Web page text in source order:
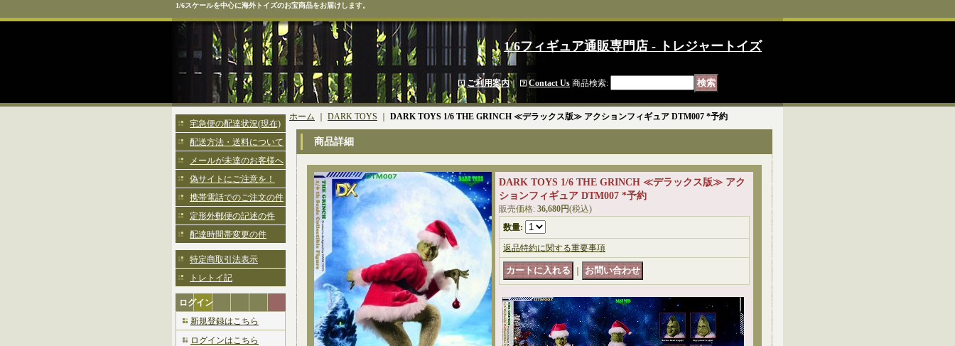
1/6スケールを中心に海外トイズのお宝商品をお届けします。
1/6フィギュア通販専門店 - トレジャートイズ
ご利用案内｜ Contact Us 商品検索:
宅急便の配達状況(現在)
配送方法・送料について
メールが未達のお客様へ
偽サイトにご注意を！
携帯電話でのご注文の件
定形外郵便の記述の件
配達時間帯変更の件
特定商取引法表示
トレトイ記
ログイン
新規登録はこちら
ログインはこちら
ホーム DARK TOYS DARK TOYS 1/6 THE GRINCH ≪デラックス版≫ アクションフィギュア DTM007 *予約
商品詳細
DARK TOYS 1/6 THE GRINCH ≪デラックス版≫ アク
ションフィギュア DTM007 *予約
販売価格: 36,680円(税込)
数量:
返品特約に関する重要事項